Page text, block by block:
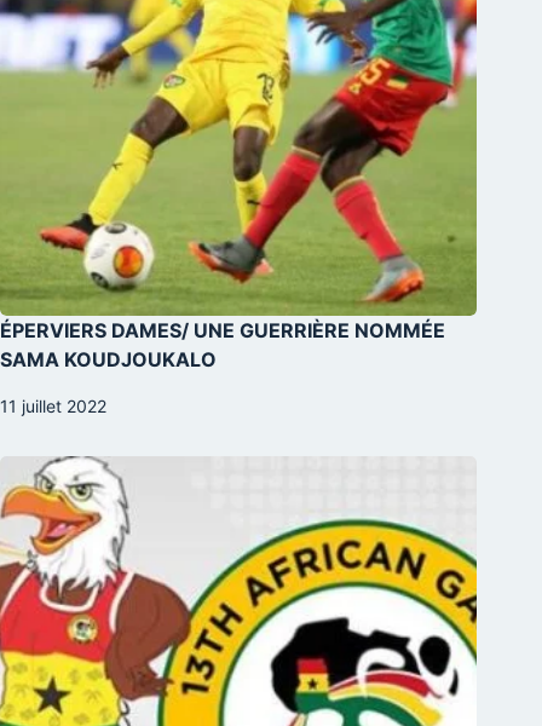
ÉPERVIERS DAMES/ UNE GUERRIÈRE NOMMÉE
SAMA KOUDJOUKALO
11 juillet 2022